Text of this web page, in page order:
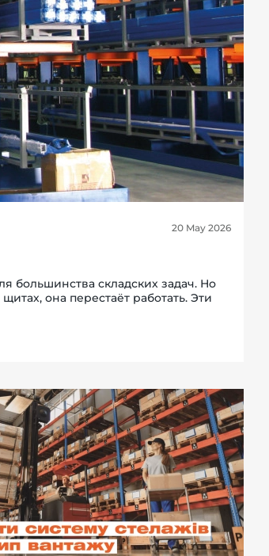
20 May 2026
большинства складских задач. Но
она перестаёт работать. Эти